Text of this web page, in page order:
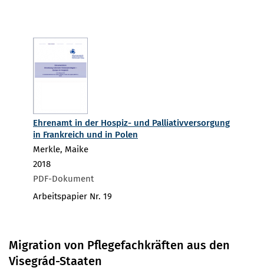
Ehrenamt in der Hospiz- und Palliativversorgung
in Frankreich und in Polen
Merkle, Maike
2018
PDF-Dokument
Arbeitspapier Nr. 19
Migration von Pflegefachkräften aus den
Visegrád-Staaten